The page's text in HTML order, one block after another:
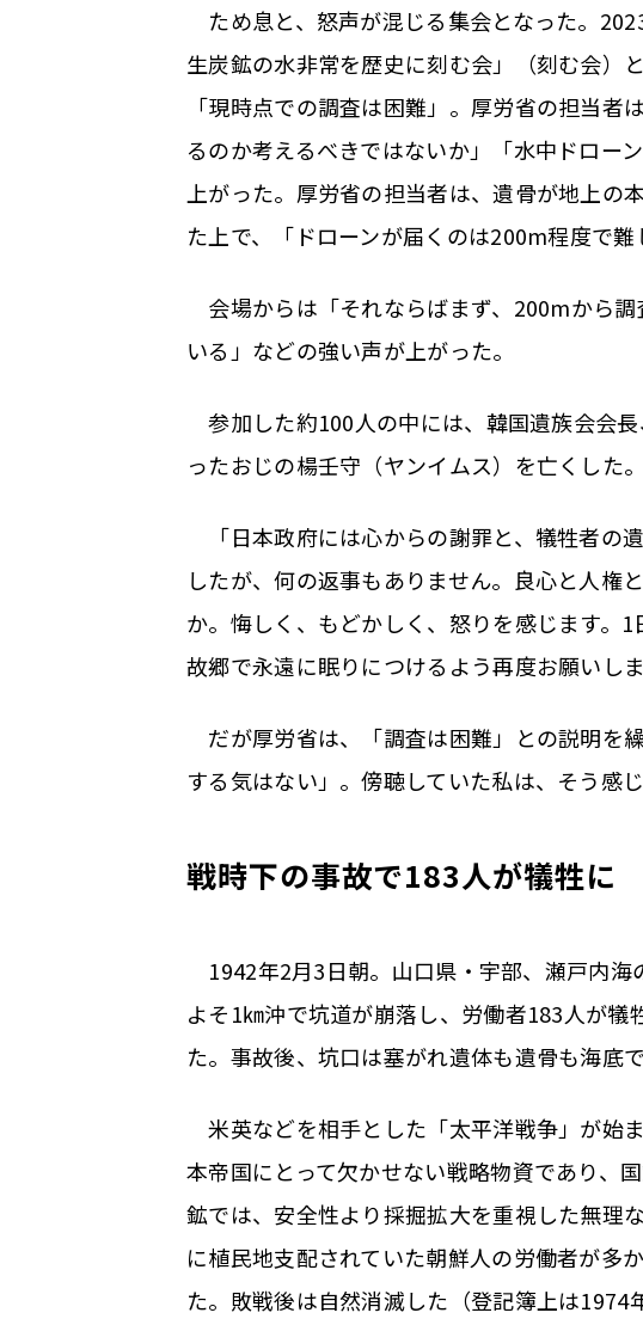
ため息と、怒声が混じる集会となった。
生炭鉱の水非常を歴史に刻む会」（刻む会）
「現時点での調査は困難」。厚労省の担当
るのか考えるべきではないか」「水中ドロー
上がった。厚労省の担当者は、遺骨が地上の
た上で、「ドローンが届くのは200m程度で難
会場からは「それならばまず、200mから
いる」などの強い声が上がった。
参加した約100人の中には、韓国遺族会会
ったおじの楊壬守（ヤンイムス）を亡くした。
「日本政府には心からの謝罪と、犠牲者の
したが、何の返事もありません。良心と人権
か。悔しく、もどかしく、怒りを感じます。
故郷で永遠に眠りにつけるよう再度お願いし
だが厚労省は、「調査は困難」との説明を
する気はない」。傍聴していた私は、そう感じ
戦時下の事故で183人が犠牲に
1942年2月3日朝。山口県・宇部、瀬戸内
よそ1㎞沖で坑道が崩落し、労働者183人が
た。事故後、坑口は塞がれ遺体も遺骨も海底
米英などを相手とした「太平洋戦争」が始
本帝国にとって欠かせない戦略物資であり、
鉱では、安全性より採掘拡大を重視した無理
に植民地支配されていた朝鮮人の労働者が多
た。敗戦後は自然消滅した（登記簿上は1974